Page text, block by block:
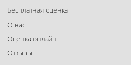
Бесплатная оценка
О нас
Оценка онлайн
Отзывы